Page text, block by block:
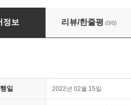
만리
정보 리뷰/한줄평 (0/0)
일 2022년 02월 15일